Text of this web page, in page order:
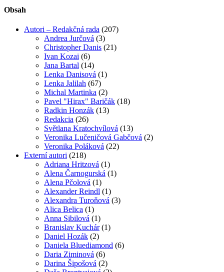
Obsah
Autori – Redakčná rada (207)
Andrea Jurčová (3)
Christopher Danis (21)
Ivan Kozai (6)
Jana Bartal (14)
Lenka Danisová (1)
Lenka Jalilah (67)
Michal Martinka (2)
Pavel "Hirax" Baričák (18)
Radkin Honzák (13)
Redakcia (26)
Světlana Kratochvílová (13)
Veronika Lučeničová Gabčová (2)
Veronika Poláková (22)
Externí autori (218)
Adriana Hritzová (1)
Alena Čarnogurská (1)
Alena Pčolová (1)
Alexander Reindl (1)
Alexandra Turoňová (3)
Alica Belica (1)
Anna Sibilová (1)
Branislav Kuchár(1)
Daniel Hozák (2)
Daniela Bluediamond (6)
Daria Ziminová (6)
Darina Šipošová (2)